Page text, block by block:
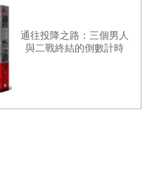
通往投降之路：三個男人
與二戰終結的倒數計時